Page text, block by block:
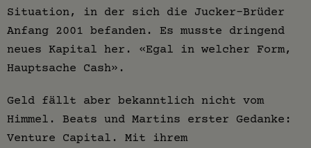
Situation, in der sich die Jucker-Brüder
Anfang 2001 befanden. Es musste dringend
neues Kapital her. «Egal in welcher Form,
Hauptsache Cash».
Geld fällt aber bekanntlich nicht vom
Himmel. Beats und Martins erster Gedanke:
Venture Capital. Mit ihrem